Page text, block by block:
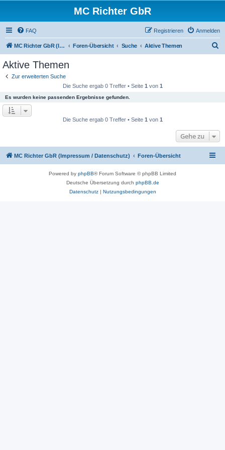
MC Richter GbR
FAQ Anmelden
Registrieren
MC Richter GbR (Impressum / Datenschutz) Foren-Übersicht Suche Aktive Themen
Aktive Themen
Zur erweiterten Suche
Die Suche ergab 0 Treffer • Seite 1 von 1
Es wurden keine passenden Ergebnisse gefunden.
Die Suche ergab 0 Treffer • Seite 1 von 1
Gehe zu
MC Richter GbR (Impressum / Datenschutz) Foren-Übersicht
Powered by phpBB® Forum Software © phpBB Limited
Deutsche Übersetzung durch phpBB.de
Datenschutz| Nutzungsbedingungen